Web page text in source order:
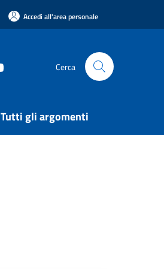
Accedi all'area personale
Cerca
Tutti gli argomenti